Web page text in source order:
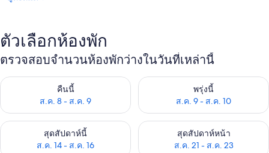
ตัวเลือกห้องพัก
ตรวจสอบจำนวนห้องพักว่างในวันที่เหล่านี้
คืนนี้
ส.ค. 8 - ส.ค. 9
ตรวจสอบจำนวนห้องพักว่างในคืนนี้ ส.ค. 8 - ส.ค. 9พรุ่งนี้
ส.ค. 9 - ส.ค. 10
ตรวจสอบจำนวนห้องพักว่างใน
สุดสัปดาห์นี้
ส.ค. 14 - ส.ค. 16
ตรวจสอบจำนวนห้องพักว่างในสุดสัปดาห์นี้ ส.ค. 14 - ส.ค. 16
สุดสัปดาห์หน้า
ส.ค. 21 - ส.ค. 23
ตรวจสอบจำนวนห้องพักว่างใน